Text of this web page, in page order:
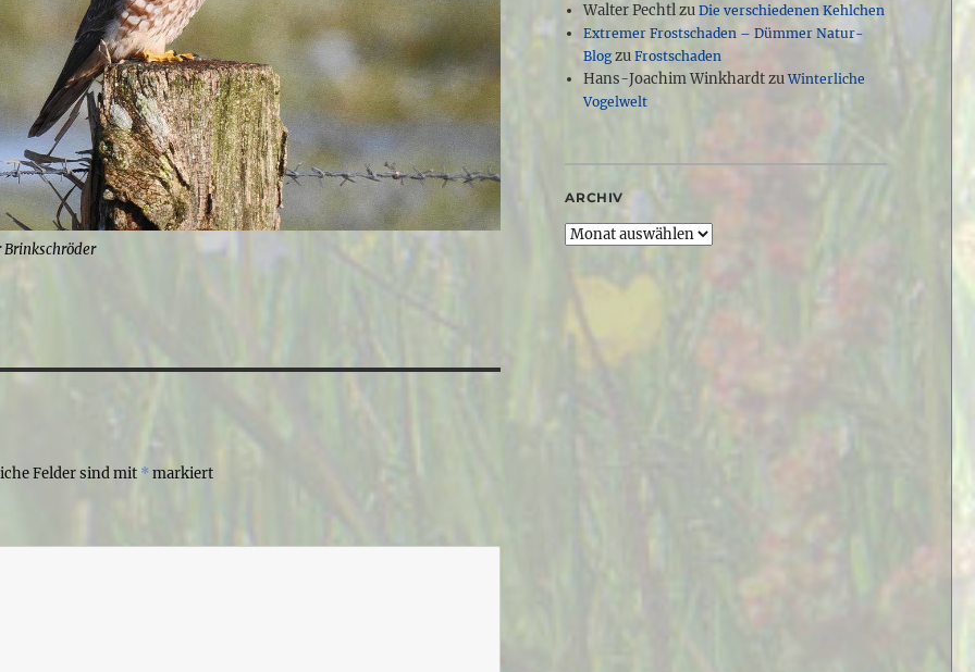
Brinkschröder
Felder sind mit * markiert
Walter Pechtlzu Die verschiedenen Kehlchen
Extremer Frostschaden – Dümmer Natur-
Blogzu Frostschaden
Hans-Joachim WinkhardtzuWinterliche
Vogelwelt
ARCHIV
Archiv